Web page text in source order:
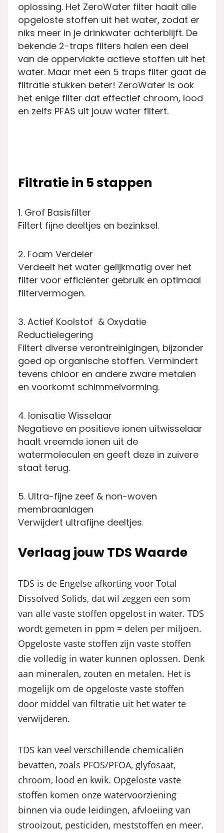
oplossing. Het ZeroWater filter haalt alle
opgeloste stoffen uit het water, zodat er
niks meer in je drinkwater achterblijft. De
bekende 2-traps filters halen een deel
van de oppervlakte actieve stoffen uit het
water. Maar met een 5 traps filter gaat de
filtratie stukken beter! ZeroWater is ook
het enige filter dat effectief chroom, lood
en zelfs PFAS uit jouw water filtert.
Filtratie in 5 stappen
1. Grof Basisfilter
Filtert fijne deeltjes en bezinksel.
2. Foam Verdeler
Verdeelt het water gelijkmatig over het
filter voor efficiënter gebruik en optimaal
filtervermogen.
3. Actief Koolstof & Oxydatie
Reductielegering
Filtert diverse verontreinigingen, bijzonder
goed op organische stoffen. Vermindert
tevens chloor en andere zware metalen
en voorkomt schimmelvorming.
4. Ionisatie Wisselaar
Negatieve en positieve ionen uitwisselaar
haalt vreemde ionen uit de
watermoleculen en geeft deze in zuivere
staat terug.
5. Ultra-fijne zeef & non-woven
membraanlagen
Verwijdert ultrafijne deeltjes.
Verlaag jouw TDS Waarde
TDS is de Engelse afkorting voor Total
Dissolved Solids, dat wil zeggen een som
van alle vaste stoffen opgelost in water. TDS
wordt gemeten in ppm = delen per miljoen.
Opgeloste vaste stoffen zijn vaste stoffen
die volledig in water kunnen oplossen. Denk
aan mineralen, zouten en metalen. Het is
mogelijk om de opgeloste vaste stoffen
door middel van filtratie uit het water te
verwijderen.
TDS kan veel verschillende chemicaliën
bevatten, zoals PFOS/PFOA, glyfosaat,
chroom, lood en kwik. Opgeloste vaste
stoffen komen onze watervoorziening
binnen via oude leidingen, afvloeiing van
strooizout, pesticiden, meststoffen en meer.